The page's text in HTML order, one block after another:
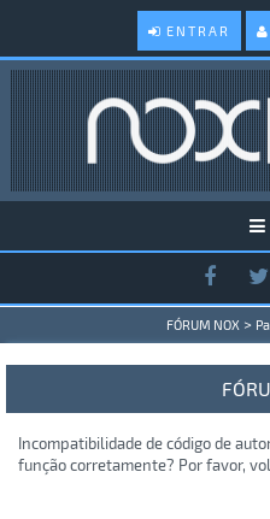
ENTRAR
FÓRUM NOX >
Incompatibilidade de código de
função corretamente? Por favor,